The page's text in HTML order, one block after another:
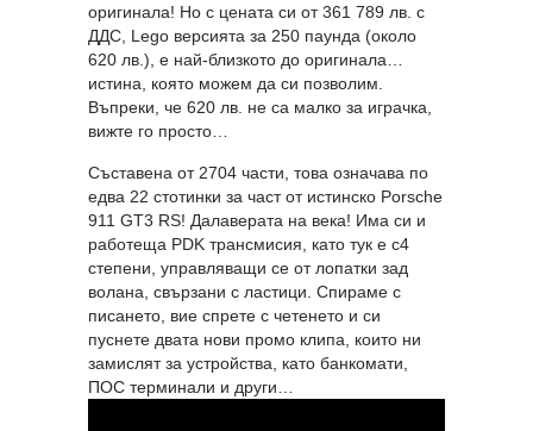
оригинала! Но с цената си от 361 789 лв. с
ДДС, Lego версията за 250 паунда (около
620 лв.), е най-близкото до оригинала…
истина, която можем да си позволим.
Въпреки, че 620 лв. не са малко за играчка,
вижте го просто…
Съставена от 2704 части, това означава по
едва 22 стотинки за част от истинско Porsche
911 GT3 RS! Далаверата на века! Има си и
работеща PDK трансмисия, като тук е с4
степени, управляващи се от лопатки зад
волана, свързани с ластици. Спираме с
писането, вие спрете с четенето и си
пуснете двата нови промо клипа, които ни
замислят за устройства, като банкомати,
ПОС терминали и други…